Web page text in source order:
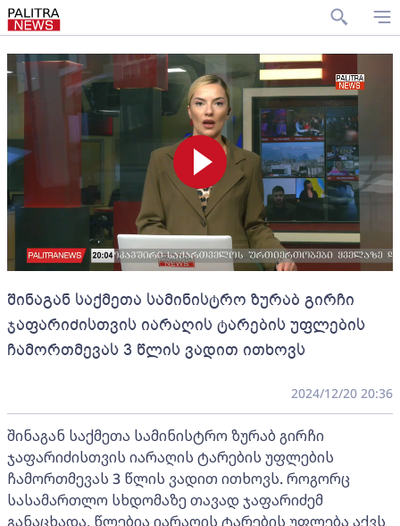
შინაგან საქმეთა სამინისტრო ზურაბ გირჩი
ჯაფარიძისთვის იარაღის ტარების უფლების
ჩამორთმევას 3 წლის ვადით ითხოვს
2024/12/20 20:36
შინაგან საქმეთა სამინისტრო ზურაბ გირჩი
ჯაფარიძისთვის იარაღის ტარების უფლების
ჩამორთმევას 3 წლის ვადით ითხოვს. როგორც
სასამართლო სხდომაზე თავად ჯაფარიძემ
განაცხადა, წლებია იარაღის ტარების უფლება აქვს